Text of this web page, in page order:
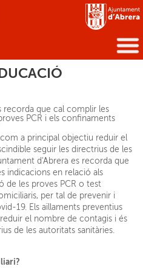
recorda que cal complir les
PCR i els confinaments
a principal objectiu reduir el
seguir les directrius de les
d'Abrera es recorda que
indicacions en relació als
de les proves PCR o test
per tal de prevenir i
19. Els aïllaments preventius
el nombre de contagis i és
de les autoritats sanitàries.